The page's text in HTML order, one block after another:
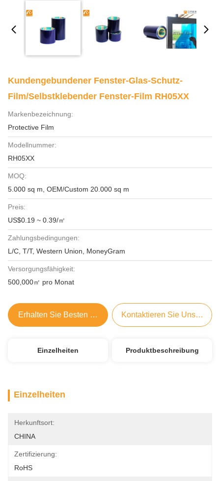
Kundengebundener Fenster-Glas-Schutz-
Film/selbstklebender Fenster-Film RH05XX
Markenbezeichnung:
Protective Film
Modellnummer:
RH05XX
MOQ:
5.000 sq m, OEM/Custom 20.000 sq m
Preis:
US$0.19 ~ 0.39/㎡
Zahlungsbedingungen:
L/C, T/T, Western Union, MoneyGram
Versorgungsfähigkeit:
500,000㎡ pro Monat
Erhalten Sie Besten Preis Kontaktieren Sie Uns Jetzt
Einzelheiten Produktbeschreibung
Einzelheiten
Herkunftsort:
CHINA
Zertifizierung:
RoHS